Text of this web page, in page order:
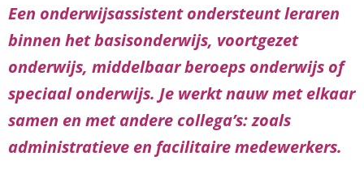
Een onderwijsassistent ondersteunt leraren
binnen het basisonderwijs, voortgezet
onderwijs, middelbaar beroeps onderwijs of
speciaal onderwijs. Je werkt nauw met elkaar
samen en met andere collega’s: zoals
administratieve en facilitaire medewerkers.